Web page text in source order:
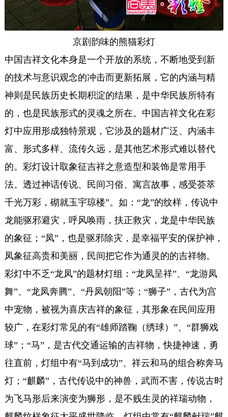
京剧韵味的熊猫彩灯
中国吉祥文化本身是一个开放的系统，不断地受到新
的技术与意识观念的冲击而更新拓展，它的内涵与精
神则是民族历史长期积淀的结果，是中华民族所特有
的，也是民族形式的灵魂之所在。中国吉祥文化在彩
灯中应用形成独特景观，它涉及的题材广泛、内涵丰
富、形式多样、流传久远，是其他艺术形式难以替代
的。彩灯设计取象征吉祥之意造型和装饰是常用手
法。透过神话传说、民间习俗、寓言故事，感受荟萃
千光万彩，砌就玉宇琼楼”。如：“龙”的纹样，传说中
龙能驱邪避灾，呼风唤雨，扶正救灾，龙是中华民族
的象征；“凤”，也是驱邪除灾，是幸福平安的保护神，
凤象征高贵和美丽，民间把它作为通灵的的吉祥物。
彩灯中不乏“龙凤”的题材灯组：“龙凤呈祥”、“龙游凤
舞”、“龙凤奔腾”、“丹凤朝阳”等；“狮子”，古代为宫
中宠物，被视为喜庆吉祥的象征，其形象在民间应用
较广，在彩灯常见的有“雄师踏鞠（绣球）”、“群狮戏
球”；“马”，是古代交通运输的吉祥物，快捷神速，勇
往直前，灯组中有“马到成功”、祥云和马的组合称奔马
灯；“麒麟”，古代传说中的神兽，武而不害，传说古时
为飞马形后来演变为狮形，是不贱生灵的祥瑞动物，